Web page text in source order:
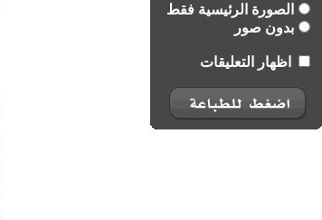
الصورة الرئيسية فقط
بدون صور
اظهار التعليقات